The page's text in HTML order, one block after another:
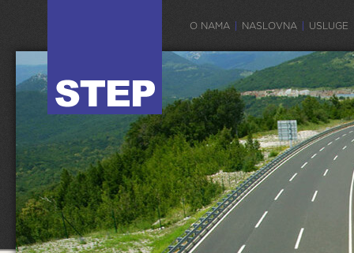
O NAMA NASLOVNA USLUGE